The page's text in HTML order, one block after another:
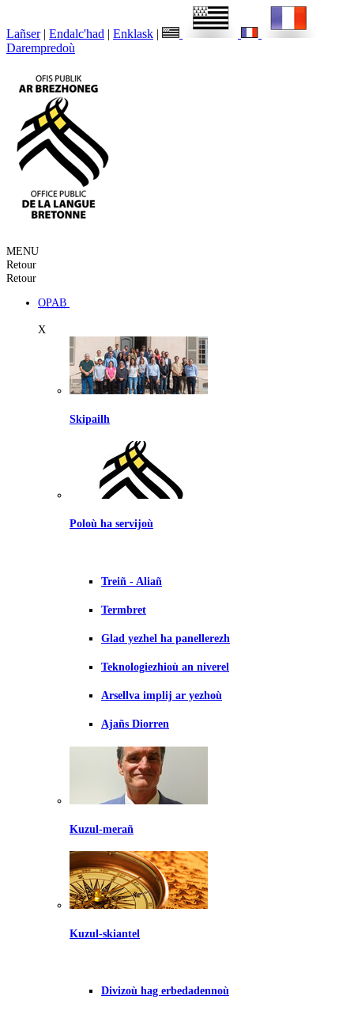
Lañser | Endalc'had | Enklask |
Darempredoù
MENU
Retour
Retour
OPAB
X
Skipailh
Poloù ha servijoù
Treiñ - Aliañ
Termbret
Glad yezhel ha panellerezh
Teknologiezhioù an niverel
Arsellva implij ar yezhoù
Ajañs Diorren
Kuzul-merañ
Kuzul-skiantel
Divizoù hag erbedadennoù